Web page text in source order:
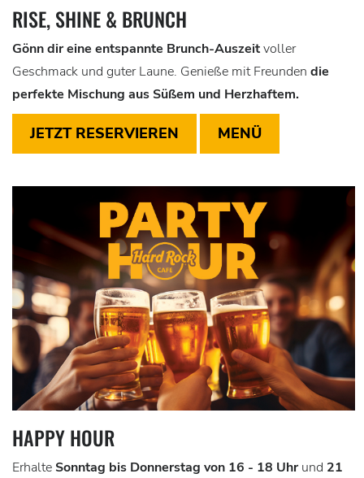
RISE, SHINE & BRUNCH
Gönn dir eine entspannte Brunch-Auszeitvoller
Geschmack und guter Laune. Genieße mit Freunden die
perfekte Mischung aus Süßem und Herzhaftem.
JETZT RESERVIEREN MENÜ
HAPPY HOUR
Erhalte Sonntag bis Donnerstag von 16 - 18 Uhrund 21